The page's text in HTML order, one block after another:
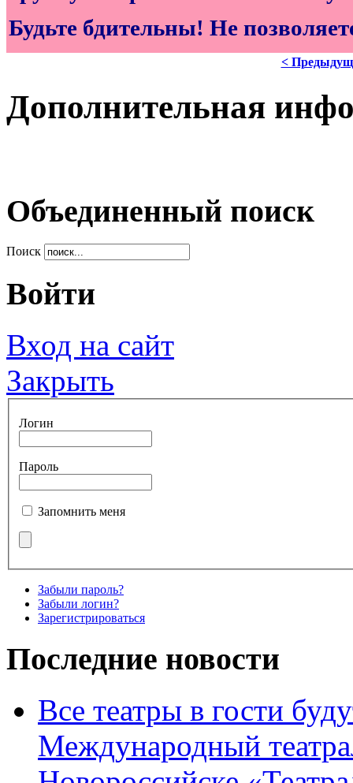
Будьте бдительны! Не
<
Дополнительная
Объединенный поиск
Поиск
Войти
Вход на сайт
Закрыть
Логин
Пароль
Запомнить меня
Забыли пароль?
Забыли логин?
Зарегистрироваться
Последние новости
Все театры в гости
Международный